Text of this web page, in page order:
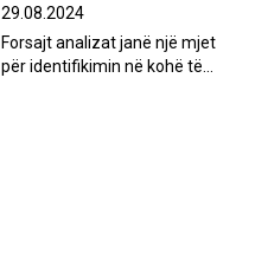
29.08.2024
Forsajt analizat janë një mjet
për identifikimin në kohë të...